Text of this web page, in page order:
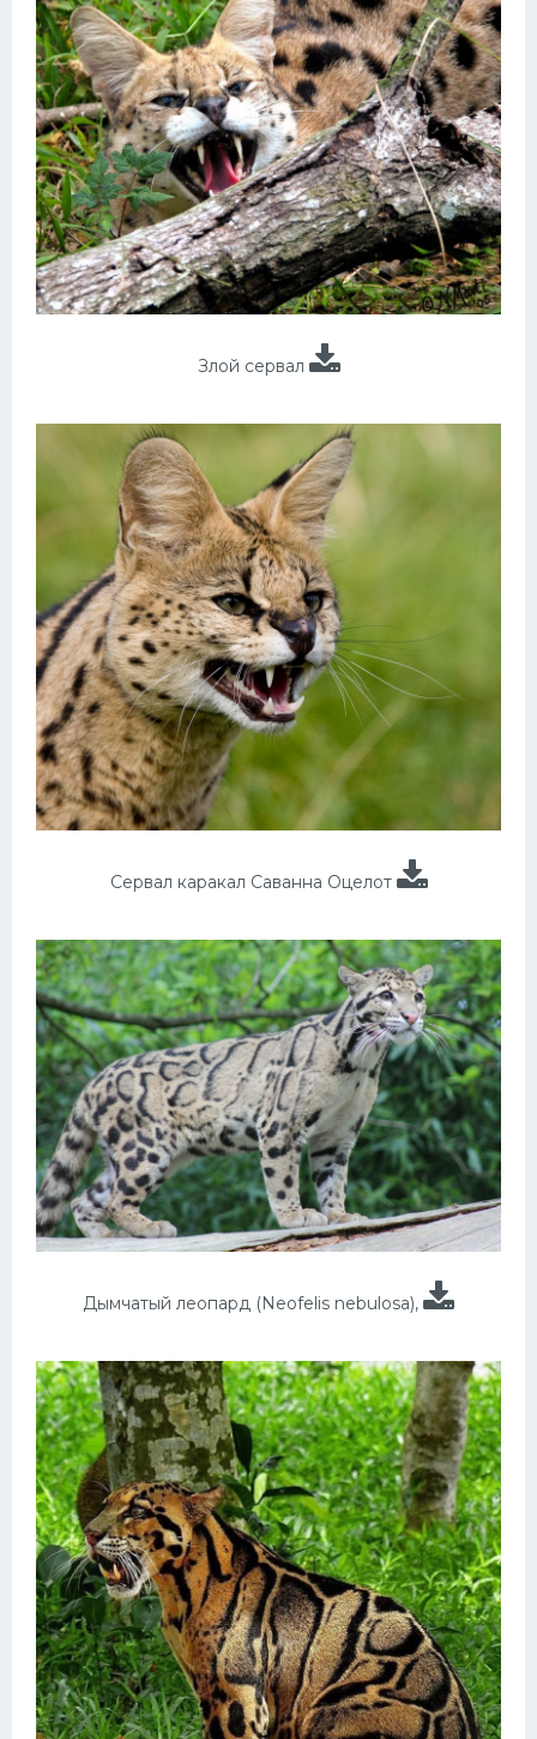
Злой сервал
Сервал каракал Саванна Оцелот
Дымчатый леопард (Neofelis nebulosa),